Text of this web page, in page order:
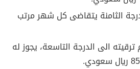
الثامنة يتقاضى كل شهر مرتب
الى الدرجة التاسعة، يجوز له